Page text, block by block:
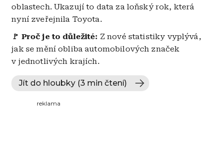
oblastech. Ukazují to data za loňský rok, která
nyní zveřejnila Toyota.
🚩 Proč je to důležité: Z nové statistiky vyplývá,
jak se mění obliba automobilových značek
v jednotlivých krajích.
Jít do hloubky (3 min čtení)
reklama